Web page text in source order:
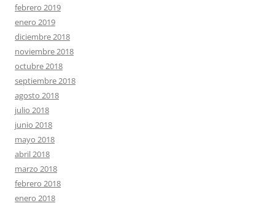
febrero 2019
enero 2019
diciembre 2018
noviembre 2018
octubre 2018
septiembre 2018
agosto 2018
julio 2018
junio 2018
mayo 2018
abril 2018
marzo 2018
febrero 2018
enero 2018